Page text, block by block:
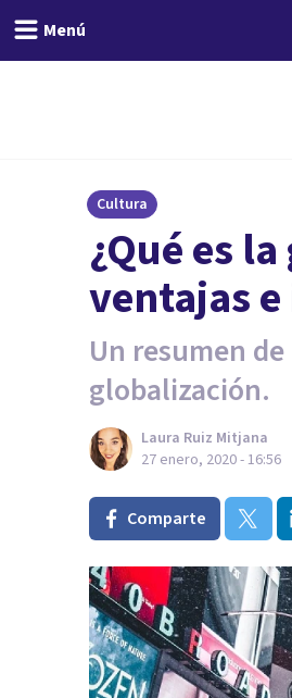
Menú
Cultura
¿Qué es
ventajas
Un resumen
globalización.
Laura Ruiz Mitjana
27 enero, 2020 - 16:56
Comparte